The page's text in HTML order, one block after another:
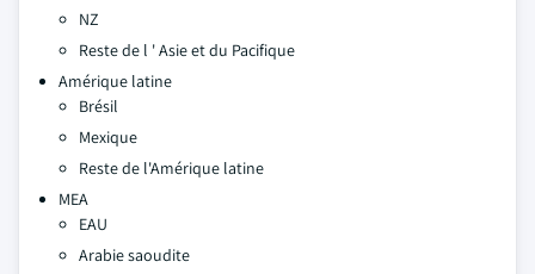
NZ
Reste de l ' Asie et du Pacifique
Amérique latine
Brésil
Mexique
Reste de l'Amérique latine
MEA
EAU
Arabie saoudite